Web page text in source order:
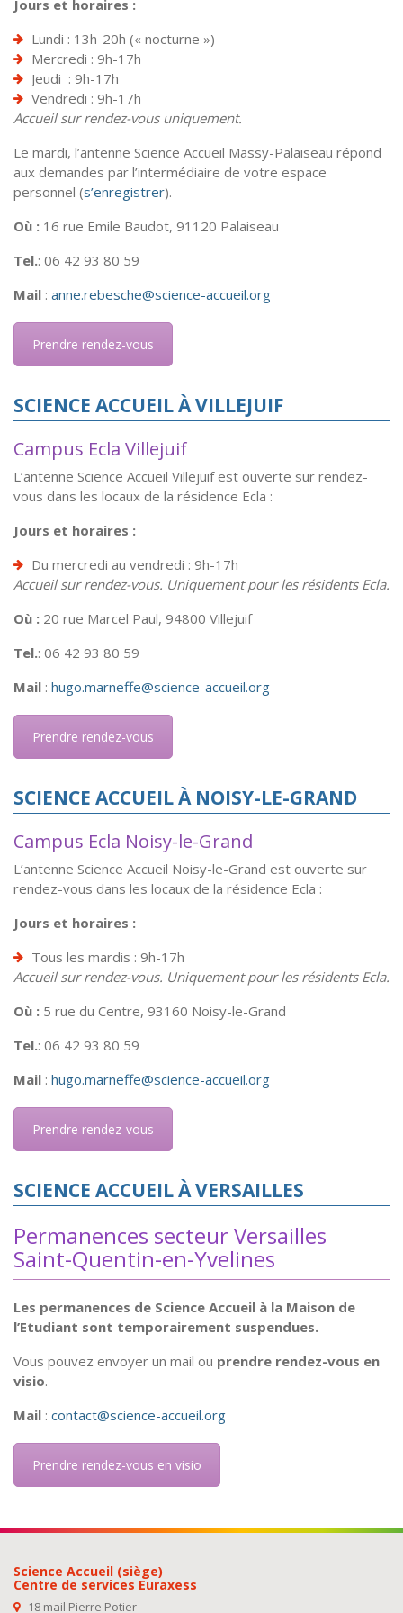
Jours et horaires :
Lundi : 13h-20h (« nocturne »)
Mercredi : 9h-17h
Jeudi : 9h-17h
Vendredi : 9h-17h
Accueil sur rendez-vous uniquement.
Le mardi, l’antenne Science Accueil Massy-Palaiseau répond
aux demandes par l’intermédiaire de votre espace
personnel (s’enregistrer).
Où : 16 rue Emile Baudot, 91120 Palaiseau
Tel.: 06 42 93 80 59
Mail : anne.rebesche@science-accueil.org
Prendre rendez-vous
SCIENCE ACCUEIL À VILLEJUIF
Campus Ecla Villejuif
L’antenne Science Accueil Villejuif est ouverte sur rendez-
vous dans les locaux de la résidence Ecla :
Jours et horaires :
Du mercredi au vendredi : 9h-17h
Accueil sur rendez-vous. Uniquement pour les résidents Ecla.
Où : 20 rue Marcel Paul, 94800 Villejuif
Tel.: 06 42 93 80 59
Mail : hugo.marneffe@science-accueil.org
Prendre rendez-vous
SCIENCE ACCUEIL À NOISY-LE-GRAND
Campus Ecla Noisy-le-Grand
L’antenne Science Accueil Noisy-le-Grand est ouverte sur
rendez-vous dans les locaux de la résidence Ecla :
Jours et horaires :
Tous les mardis : 9h-17h
Accueil sur rendez-vous. Uniquement pour les résidents Ecla.
Où : 5 rue du Centre, 93160 Noisy-le-Grand
Tel.: 06 42 93 80 59
Mail : hugo.marneffe@science-accueil.org
Prendre rendez-vous
SCIENCE ACCUEIL À VERSAILLES
Permanences secteur Versailles
Saint-Quentin-en-Yvelines
Les permanences de Science Accueil à la Maison de
l’Etudiant sont temporairement suspendues.
Vous pouvez envoyer un mail ou prendre rendez-vous en
visio.
Mail : contact@science-accueil.org
Prendre rendez-vous en visio
Science Accueil (siège)
Centre de services Euraxess
18 mail Pierre Potier